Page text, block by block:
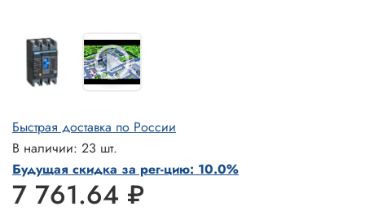
Быстрая доставка по России
В наличии: 23 шт.
Будущая скидка за рег-цию: 10.0%
7 761.64 ₽